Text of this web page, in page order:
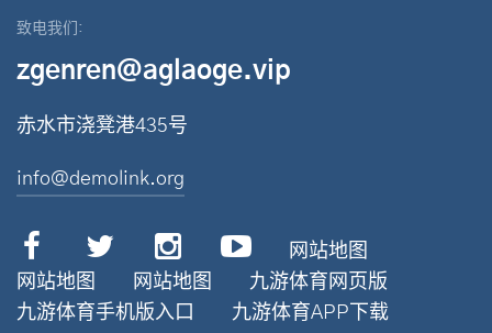
致电我们:
zgenren@aglaoge.vip
赤水市浇凳港435号
info@demolink.org
网站地图
网站地图
网站地图
九游体育网页版
九游体育手机版入口
九游体育APP下载